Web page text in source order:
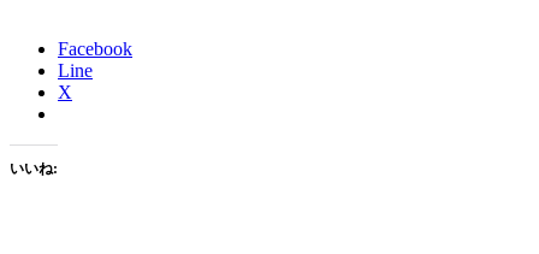
Facebook
Line
X
いいね: